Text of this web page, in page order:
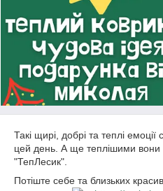
Такі щирі, добрі та теплі
цей день. А ще теплішими вони
"ТепЛесик".
Потіште себе та близьких